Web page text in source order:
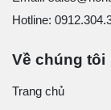
Hotline:
Về chúng tôi
Trang chủ